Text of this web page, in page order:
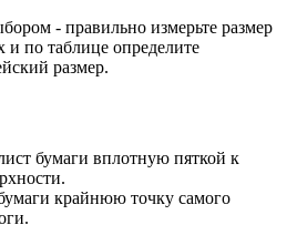
- правильно измерьте размер
и по таблице определите
размер.
бумаги вплотную пяткой к
крайнюю точку самого